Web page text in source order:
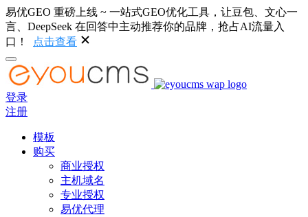
易优GEO 重磅上线 ~ 一站式GEO优化工具，让豆包、文心一
言、DeepSeek 在回答中主动推荐你的品牌，抢占AI流量入
口！
点击查看
登录
注册
模板
购买
商业授权
主机域名
专业授权
易优代理